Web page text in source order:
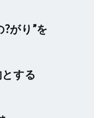
がり”を
する